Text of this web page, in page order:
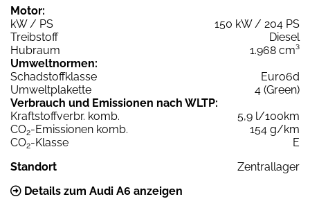
Motor:
kW / PS
150 kW / 204 PS
Treibstoff
Diesel
Hubraum
1.968 cm³
Umweltnormen:
Schadstoffklasse
Euro6d
Umweltplakette
4 (Green)
Verbrauch und Emissionen nach WLTP:
Kraftstoffverbr. komb.
5,9 l/100km
CO2-Emissionen komb.
154 g/km
CO2-Klasse
E
Standort
Zentrallager
Details zum Audi A6 anzeigen